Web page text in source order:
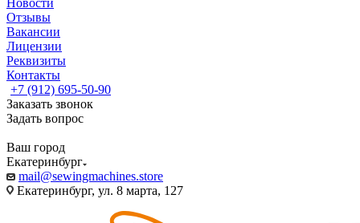
Новости
Отзывы
Вакансии
Лицензии
Реквизиты
Контакты
+7 (912) 695-50-90
Заказать звонок
Задать вопрос
Ваш город
Екатеринбург
mail@sewingmachines.store
Екатеринбург, ул. 8 марта, 127